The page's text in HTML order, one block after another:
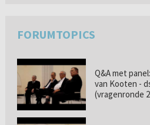
FORUMTOPICS
Q&A met
van Kooten -
(vragenronde